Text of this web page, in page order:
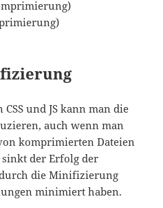
und JS kann man die
auch wenn man
komprimierten Dateien
der Erfolg der
die Minifizierung
minimiert haben.